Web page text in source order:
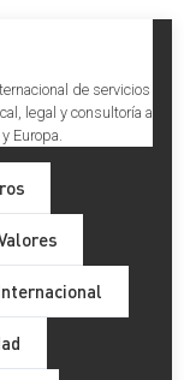
de servicios
legal y consultoría a
Europa.